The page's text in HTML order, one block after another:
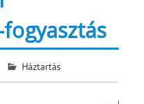
Háztartás